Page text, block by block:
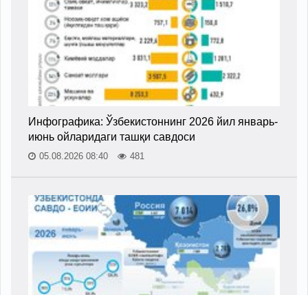
Инфографика: Ўзбекистоннинг 2026 йил январь-
июнь ойларидаги ташқи савдоси
05.08.2026 08:40 481